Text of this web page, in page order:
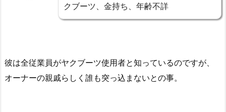
クブーツ、金持ち、年齢不詳
彼は全従業員がヤクブーツ使用者と知っているのですが、
オーナーの親戚らしく誰も突っ込まないとの事。